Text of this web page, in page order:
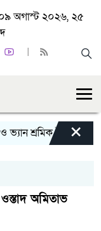
অগাস্ট ২০২৬, ২৫
শ্রমিক ইউনিয়নের
×
অমিতাভ